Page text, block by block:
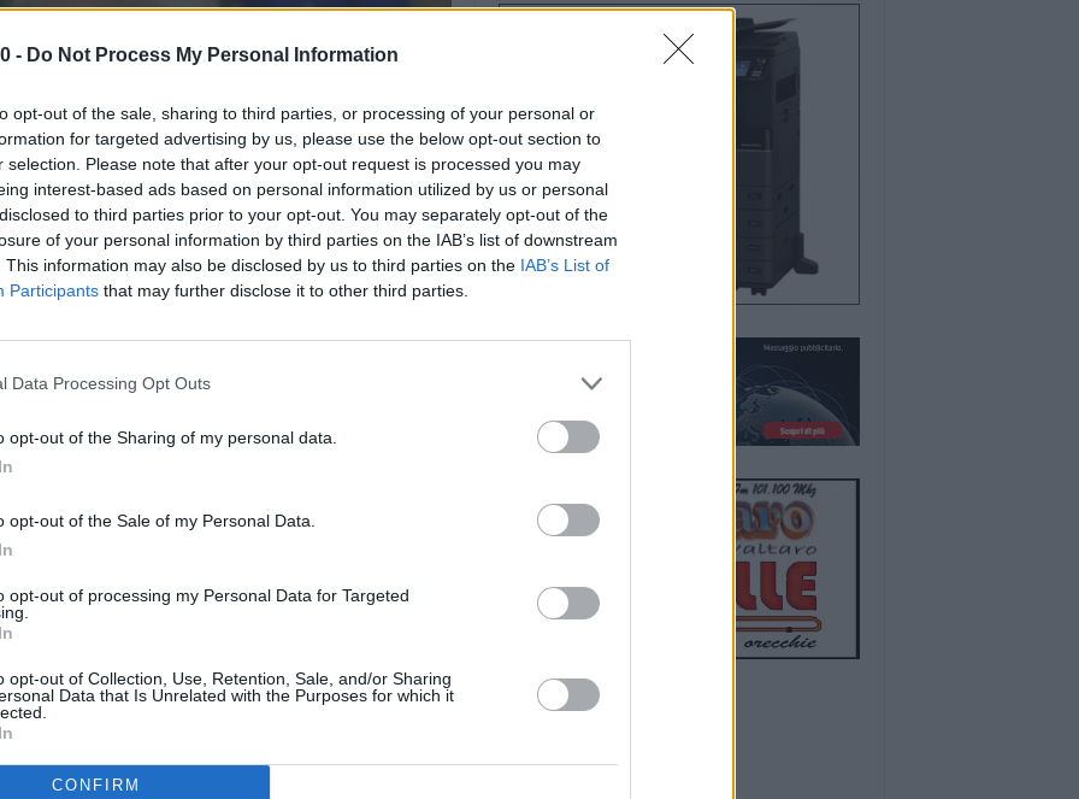
- Do Not Process My Personal Information
opt-out of the sale, sharing to third parties, or processing of your personal or
for targeted advertising by us, please use the below opt-out section to
selection. Please note that after your opt-out request is processed you may
interest-based ads based on personal information utilized by us or personal
to third parties prior to your opt-out. You may separately opt-out of the
of your personal information by third parties on the IAB’s list of downstream
This information may also be disclosed by us to third parties on the IAB’s List of
Participants that may further disclose it to other third parties.
Data Processing Opt Outs
opt-out of the Sharing of my personal data.
opt-out of the Sale of my Personal Data.
opt-out of processing my Personal Data for Targeted
opt-out of Collection, Use, Retention, Sale, and/or Sharing
Data that Is Unrelated with the Purposes for which it
CONFIRM
della storia se non avessimo appreso la lezione per
applicazione se vengono fatti vivere nelle diverse
A dirlo il presidente della Repubblica,
annuale di
parlare di missione compiuta – ha proseguito -. Oggi,
come inalienabili quegli obiettivi e che definisce,
rimuovere gli ostacoli di ordine economico e sociale”;
dei cittadini e che impediscono il pieno sviluppo della
tutti alla vita politica, economica e sociale del Paese”,